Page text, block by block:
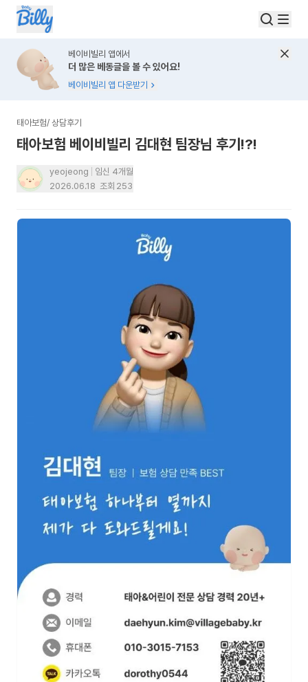
베이비빌리 앱에서
더 많은 베동글을 볼 수 있어요!
베이비빌리 앱 다운받기
태아보험/ 상담후기
태아보험 베이비빌리 김대현 팀장님 후기!?!
yeojeong
임신 4개월
2026.06.18 조회 253